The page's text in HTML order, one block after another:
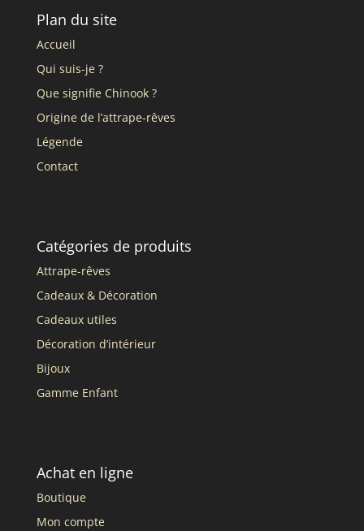
Plan du site
Accueil
Qui suis-je ?
Que signifie Chinook ?
Origine de l’attrape-rêves
Légende
Contact
Catégories de produits
Attrape-rêves
Cadeaux & Décoration
Cadeaux utiles
Décoration d’intérieur
Bijoux
Gamme Enfant
Achat en ligne
Boutique
Mon compte